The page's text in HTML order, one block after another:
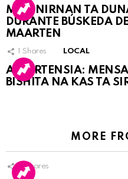
MARINIRNAN TA
DURANTE BÚSKEDA
MAARTEN
1 Shares LOCAL
ATVERTENSIA:
BISHITA NA KAS TA
MORE
Shares